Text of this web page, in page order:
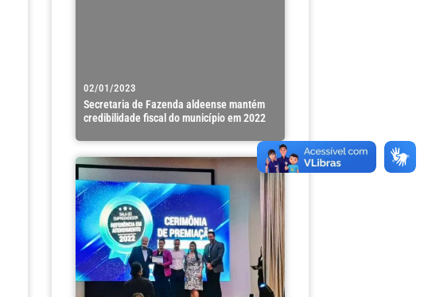
02/01/2023
Secretaria de Fazenda aldeense mantém
credibilidade fiscal do município em 2022